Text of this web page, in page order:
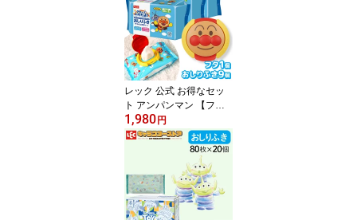
レック 公式 お得なセッ
ト アンパンマン 【フタ +
おしりふき 60枚 × 9個 】
セット 送料無料 除菌 ノ
ンアルコール シート ベ
ビー 贈り物 出産祝い ア
ルコールフリー レック
アンパンマン あんぱんま
ん おしりふき お尻拭き
1,980 円